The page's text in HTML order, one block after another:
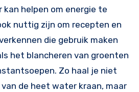
helpen om energie te
nuttig zijn om recepten en
die gebruik maken
het blancheren van groenten
Zo haal je niet
de heet water kraan, maar